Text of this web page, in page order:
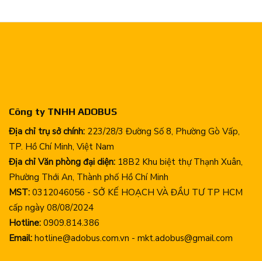
Công ty TNHH ADOBUS
Địa chỉ trụ sở chính: 223/28/3 Đường Số 8, Phường Gò Vấp,
TP. Hồ Chí Minh, Việt Nam
Địa chỉ Văn phòng đại diện: 18B2 Khu biệt thự Thạnh Xuân,
Phường Thới An, Thành phố Hồ Chí Minh
MST: 0312046056 - SỞ KẾ HOẠCH VÀ ĐẦU TƯ TP HCM
cấp ngày 08/08/2024
Hotline: 0909.814.386
Email: hotline@adobus.com.vn - mkt.adobus@gmail.com